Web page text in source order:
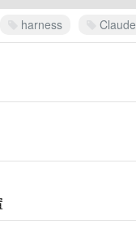
harness Claude